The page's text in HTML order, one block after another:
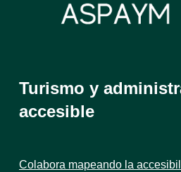
Turismo y
accesible
Colabora mapeando la